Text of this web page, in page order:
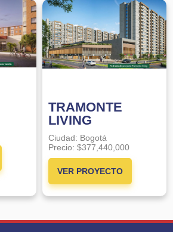
TRAMONTE
LIVING
Ciudad: Bogotá
Precio: $377,440,000
VER PROYECTO